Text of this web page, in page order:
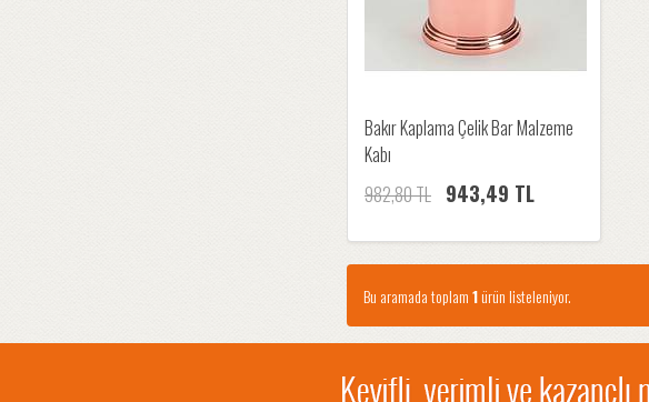
Bakır Kaplama Çelik Bar Malzeme
Kabı
982,80 TL 943,49 TL
Bu aramada toplam1ürün listeleniyor.